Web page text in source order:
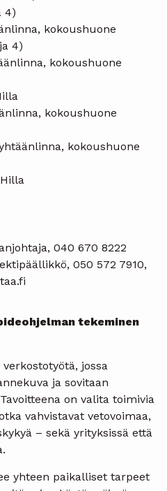
4)
kokoushuone
4)
kokoushuone
kokoushuone
kokoushuone
040 670 8222
050 572 7910,
tekeminen
jossa
ja sovitaan
on valita toimivia
vahvistavat vetovoimaa,
– sekä yrityksissä että
yhteen paikalliset tarpeet